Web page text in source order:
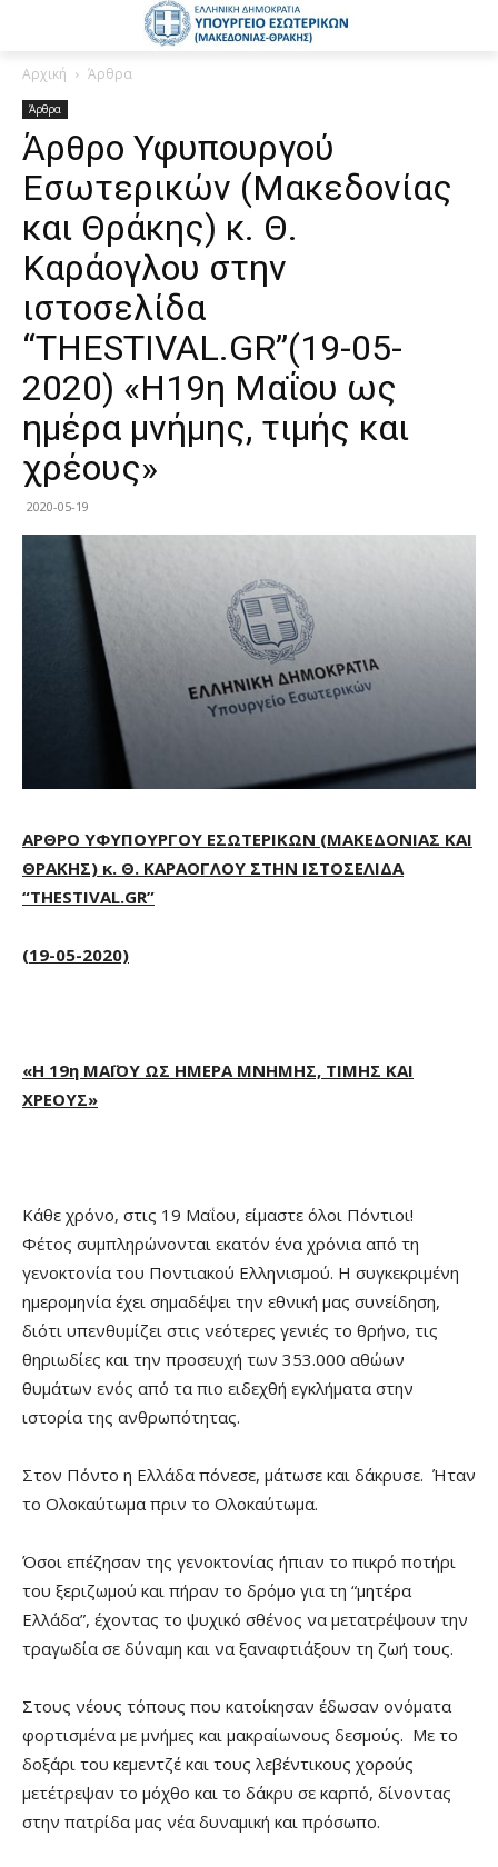
Αρχική Άρθρα
Άρθρα
Άρθρο Υφυπουργού
Εσωτερικών (Μακεδονίας
και Θράκης) κ. Θ.
Καράογλου στην
ιστοσελίδα
“THESTIVAL.GR”(19-05-
2020) «Η19η Μαΐου ως
ημέρα μνήμης, τιμής και
χρέους»
2020-05-19
ΑΡΘΡΟ ΥΦΥΠΟΥΡΓΟΥ ΕΣΩΤΕΡΙΚΩΝ (ΜΑΚΕΔΟΝΙΑΣ ΚΑΙ
ΘΡΑΚΗΣ) κ. Θ. ΚΑΡΑΟΓΛΟΥ ΣΤΗΝ ΙΣΤΟΣΕΛΙΔΑ
“THESTIVAL.GR”
(19-05-2020)
«Η 19η ΜΑΪΟΥ ΩΣ ΗΜΕΡΑ ΜΝΗΜΗΣ, ΤΙΜΗΣ ΚΑΙ
ΧΡΕΟΥΣ»
Κάθε χρόνο, στις 19 Μαΐου, είμαστε όλοι Πόντιοι!
Φέτος συμπληρώνονται εκατόν ένα χρόνια από τη
γενοκτονία του Ποντιακού Ελληνισμού. Η συγκεκριμένη
ημερομηνία έχει σημαδέψει την εθνική μας συνείδηση,
διότι υπενθυμίζει στις νεότερες γενιές το θρήνο, τις
θηριωδίες και την προσευχή των 353.000 αθώων
θυμάτων ενός από τα πιο ειδεχθή εγκλήματα στην
ιστορία της ανθρωπότητας.
Στον Πόντο η Ελλάδα πόνεσε, μάτωσε και δάκρυσε. Ήταν
το Ολοκαύτωμα πριν το Ολοκαύτωμα.
Όσοι επέζησαν της γενοκτονίας ήπιαν το πικρό ποτήρι
του ξεριζωμού και πήραν το δρόμο για τη “μητέρα
Ελλάδα”, έχοντας το ψυχικό σθένος να μετατρέψουν την
τραγωδία σε δύναμη και να ξαναφτιάξουν τη ζωή τους.
Στους νέους τόπους που κατοίκησαν έδωσαν ονόματα
φορτισμένα με μνήμες και μακραίωνους δεσμούς. Με το
δοξάρι του κεμεντζέ και τους λεβέντικους χορούς
μετέτρεψαν το μόχθο και το δάκρυ σε καρπό, δίνοντας
στην πατρίδα μας νέα δυναμική και πρόσωπο.